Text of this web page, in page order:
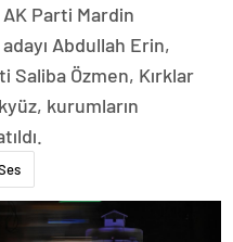
Parti Mardin
Abdullah Erin,
Saliba Özmen, Kırklar
kurumların